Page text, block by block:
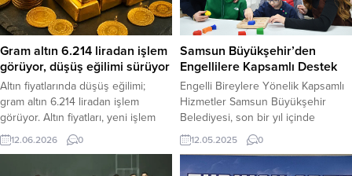
Gram altın 6.214 liradan işlem
görüyor, düşüş eğilimi sürüyor
Altın fiyatlarında düşüş eğilimi;
gram altın 6.214 liradan işlem
görüyor. Altın fiyatları, yeni işlem
gününe değer kaybıyla başladı.
Yatırımcıların yakından takip ettiği
12.06.2026 0
Samsun Büyükşehir’den
Engellilere Kapsamlı Destek
Engelli Bireylere Yönelik Kapsamlı
Hizmetler Samsun Büyükşehir
Belediyesi, son bir yıl içinde
yaklaşık 30 bin engelli bireye ve
ailesine eğitimden sağlığa,
ulaşımdan sosyal desteklere kadar
12.05.2025 0